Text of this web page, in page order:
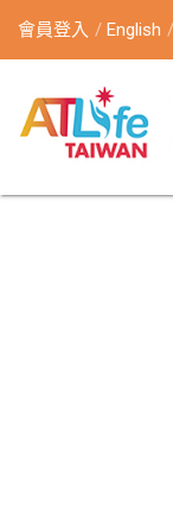
會員登入 English